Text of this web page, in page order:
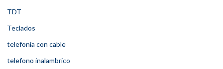
TDT
Teclados
telefonia con cable
telefono inalambrico